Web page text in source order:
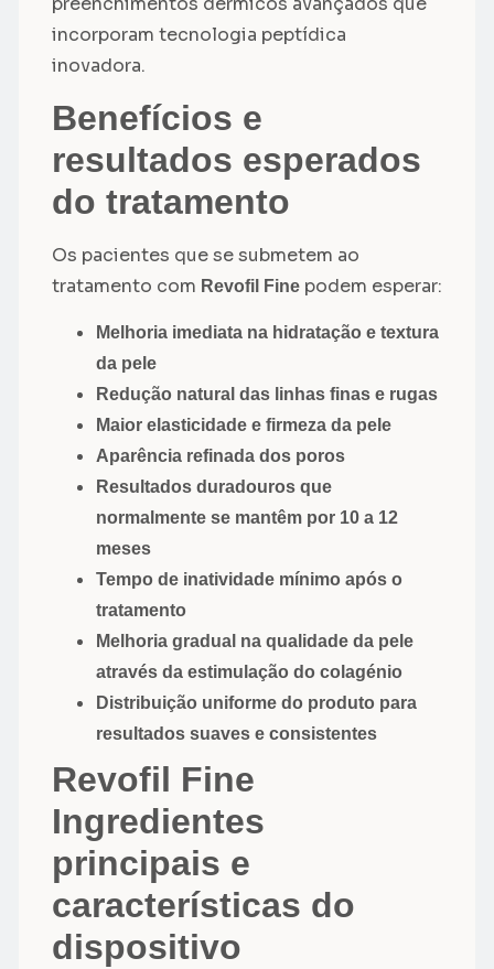
incorporam tecnologia peptídica
inovadora.
Benefícios e
resultados esperados
do tratamento
Os pacientes que se submetem ao
tratamento com Revofil Fine podem esperar:
Melhoria imediata na hidratação e textura
da pele
Redução natural das linhas finas e rugas
Maior elasticidade e firmeza da pele
Aparência refinada dos poros
Resultados duradouros que
normalmente se mantêm por 10 a 12
meses
Tempo de inatividade mínimo após o
tratamento
Melhoria gradual na qualidade da pele
através da estimulação do colagénio
Distribuição uniforme do produto para
resultados suaves e consistentes
Revofil Fine
Ingredientes
principais e
características do
dispositivo